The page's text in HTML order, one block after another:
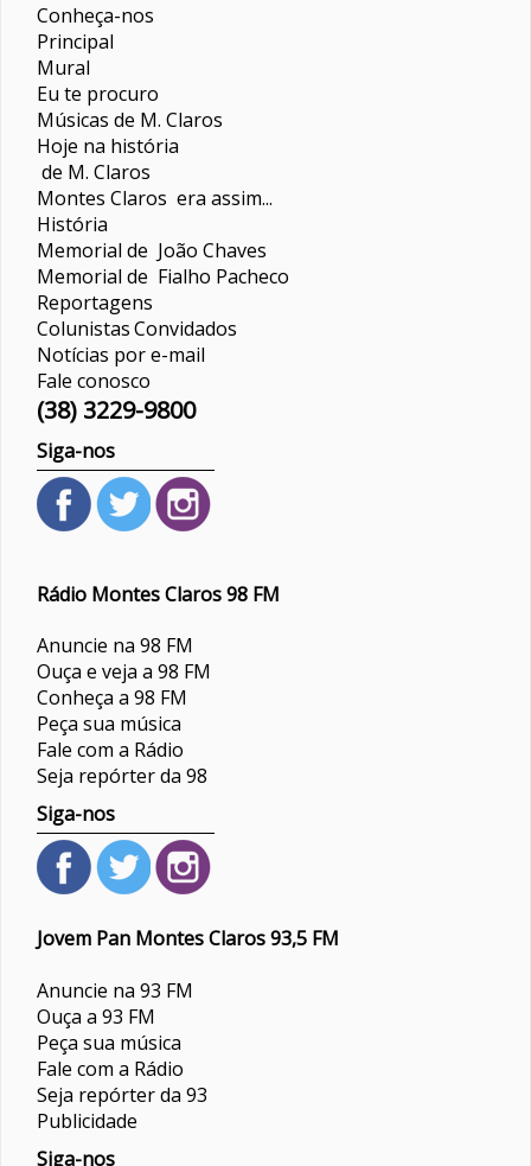
Conheça-nos
Principal
Mural
Eu te procuro
Músicas de M. Claros
Hoje na história
de M. Claros
Montes Claros era assim...
História
Memorial de João Chaves
Memorial de Fialho Pacheco
Reportagens
ColunistasConvidados
Notícias por e-mail
Fale conosco
(38) 3229-9800
Siga-nos
Rádio Montes Claros 98 FM
Anuncie na 98 FM
Ouça e veja a 98 FM
Conheça a 98 FM
Peça sua música
Fale com a Rádio
Seja repórter da 98
Siga-nos
Jovem Pan Montes Claros 93,5 FM
Anuncie na 93 FM
Ouça a 93 FM
Peça sua música
Fale com a Rádio
Seja repórter da 93
Publicidade
Siga-nos